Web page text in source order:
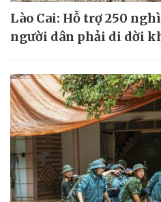
Lào Cai: Hỗ trợ 250
người dân phải di dời